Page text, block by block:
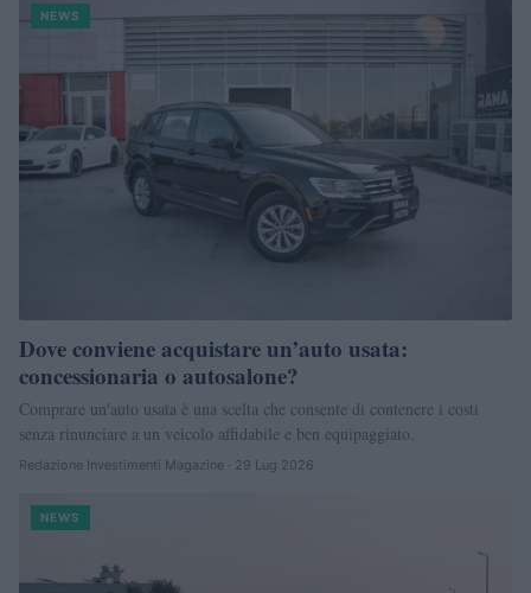
NEWS
Dove conviene acquistare un’auto usata:
concessionaria o autosalone?
Comprare un'auto usata è una scelta che consente di contenere i costi
senza rinunciare a un veicolo affidabile e ben equipaggiato.
Redazione Investimenti Magazine · 29 Lug 2026
NEWS